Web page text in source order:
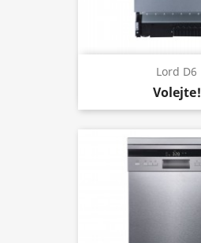
Lord D6
Volejte!